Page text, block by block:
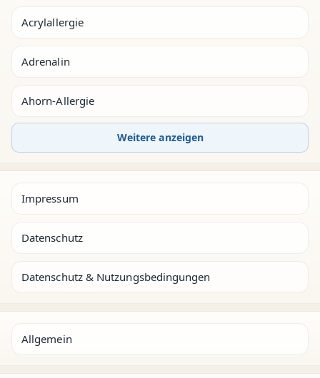
Acrylallergie
Adrenalin
Ahorn-Allergie
Weitere anzeigen
Impressum
Datenschutz
Datenschutz & Nutzungsbedingungen
Allgemein